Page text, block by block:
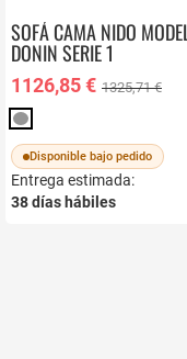
SOFÁ CAMA NIDO
DONIN SERIE 1
1126,85 € 1325,71 €
Disponible bajo pedido
Entrega estimada:
38días hábiles